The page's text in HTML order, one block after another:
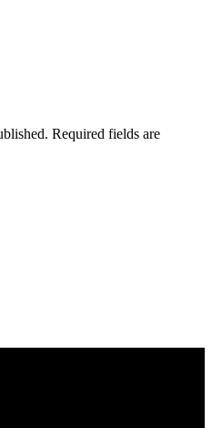
Required fields are